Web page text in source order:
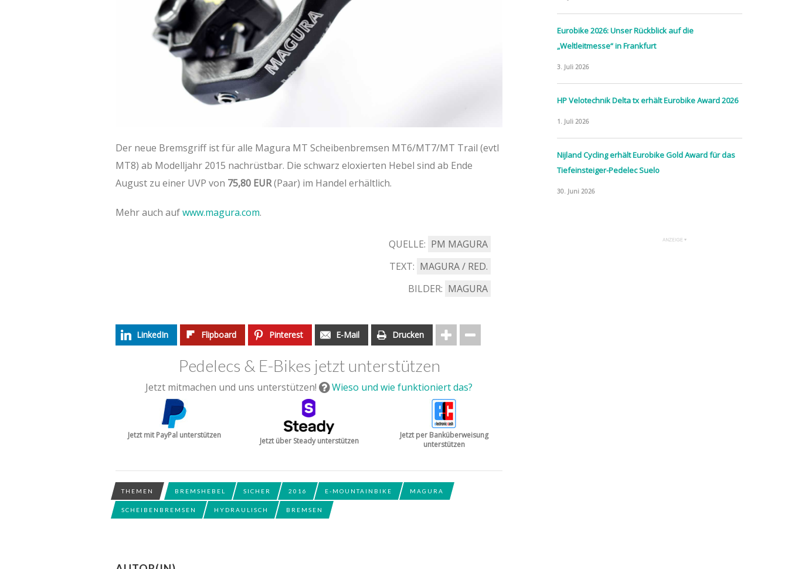
Der neue Bremsgriff ist für alle Magura MT Scheibenbremsen MT6/MT7/MT Trail (evtl
MT8) ab Modelljahr 2015 nachrüstbar. Die schwarz eloxierten Hebel sind ab Ende
August zu einer UVP von 75,80 EUR(Paar) im Handel erhältlich.
Mehr auch aufwww.magura.com.
QUELLE: PM MAGURA
TEXT: MAGURA / RED.
BILDER: MAGURA
LinkedIn Flipboard Pinterest E-Mail Drucken
Pedelecs & E-Bikes jetzt unterstützen
Jetzt mitmachen und uns unterstützen! Wieso und wie funktioniert das?
Jetzt mit PayPal unterstützen
Jetzt über Steady unterstützen
Jetzt per Banküberweisung
unterstützen
THEMEN BREMSHEBEL SICHER 2016 E-MOUNTAINBIKE MAGURA
SCHEIBENBREMSEN HYDRAULISCH BREMSEN
Eurobike 2026: Unser Rückblick auf die
„Weltleitmesse“ in Frankfurt
3. Juli 2026
HP Velotechnik Delta tx erhält Eurobike Award 2026
1. Juli 2026
Nijland Cycling erhält Eurobike Gold Award für das
Tiefeinsteiger-Pedelec Suelo
30. Juni 2026